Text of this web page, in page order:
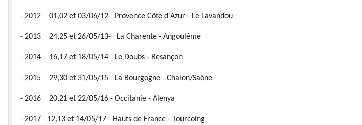
- 2012 01,02 et 03/06/12- Provence Côte d'Azur - Le Lavandou
- 2013 24,25 et 26/05/13- La Charente - Angoulême
- 2014 16,17 et 18/05/14- Le Doubs - Besançon
- 2015 29,30 et 31/05/15 - La Bourgogne - Chalon/Saône
- 2016 20,21 et 22/05/16 - Occitanie - Alenya
- 2017 12,13 et 14/05/17 - Hauts de France - Tourcoing